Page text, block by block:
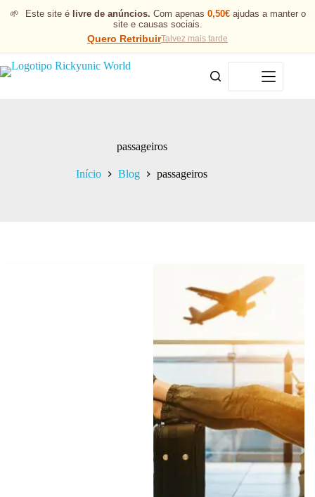
🌱 Este site é livre de anúncios. Com apenas 0,50€ajudas a manter o
site e causas sociais.
Quero RetribuirTalvez mais tarde
Menu
passageiros
Início Blog passageiros